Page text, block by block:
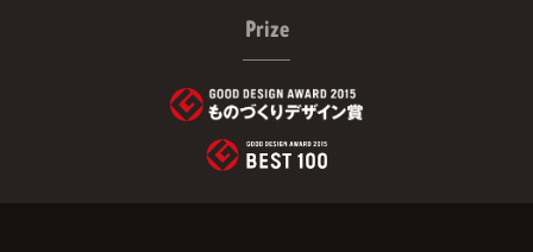
Prize